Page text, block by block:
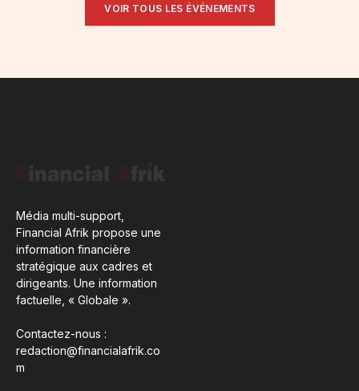
VOIR TOUS LES ÉVÉNEMENTS
Média multi-support,
Financial Afrik propose une
information financière
stratégique aux cadres et
dirigeants. Une information
factuelle, « Globale ».
Contactez-nous :
redaction@financialafrik.co
m